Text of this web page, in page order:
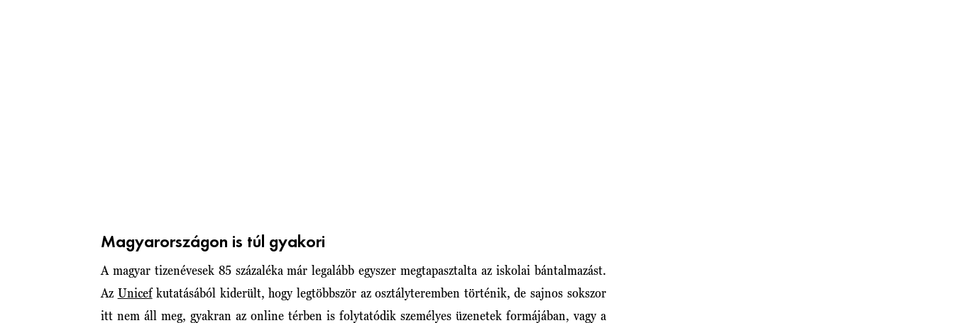
Magyarországon is túl gyakori
A magyar tizenévesek 85 százaléka már legalább egyszer megtapasztalta az iskolai bántalmazást.
Az Unicefkutatásából kiderült, hogy legtöbbször az osztályteremben történik, de sajnos sokszor
itt nem áll meg, gyakran az online térben is folytatódik személyes üzenetek formájában, vagy a